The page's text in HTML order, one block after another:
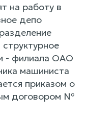
на работу в
депо
- филиала ОАО
машиниста
приказом о
договором №